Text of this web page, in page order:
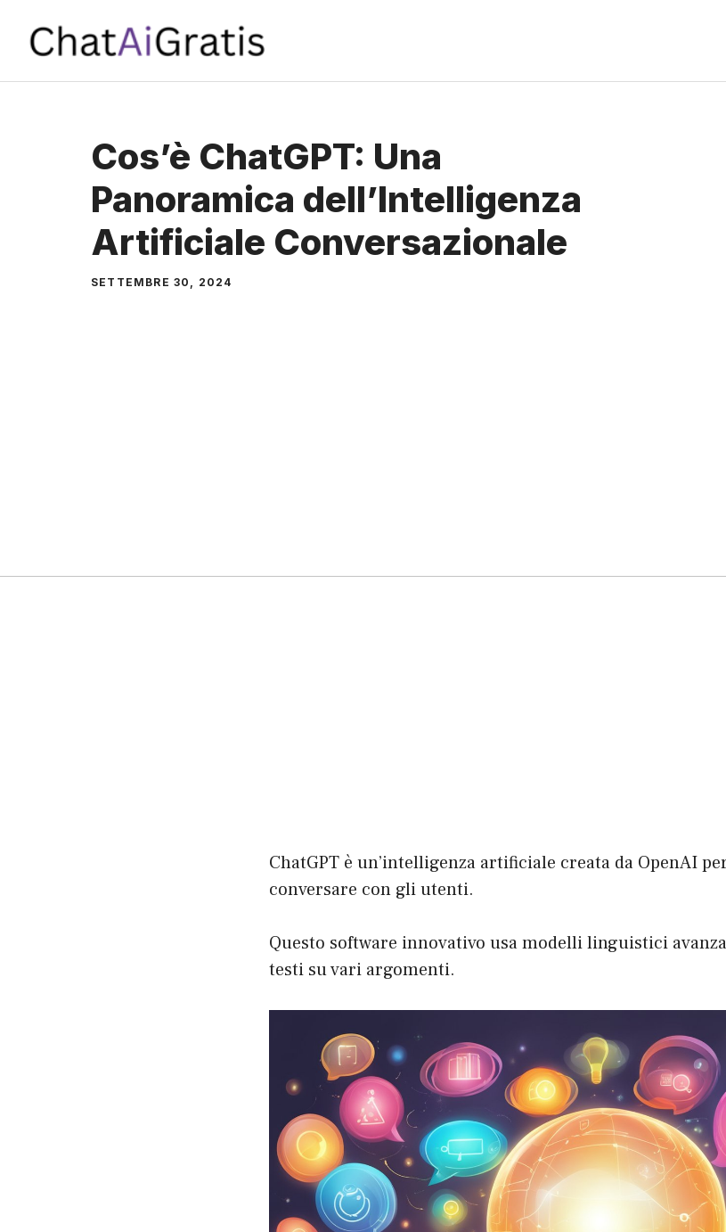
Cos’è ChatGPT: Una
Panoramica dell’Intelligenza
Artificiale Conversazionale
SETTEMBRE 30, 2024
ChatGPT è un’intelligenza artificiale creata da OpenAI
conversare con gli utenti.
Questo software innovativo usa modelli linguistici
testi su vari argomenti.